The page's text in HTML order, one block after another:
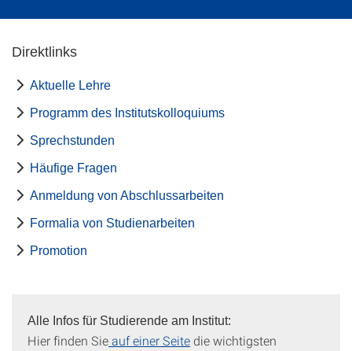
Direktlinks
Aktuelle Lehre
Programm des Institutskolloquiums
Sprechstunden
Häufige Fragen
Anmeldung von Abschlussarbeiten
Formalia von Studienarbeiten
Promotion
Alle Infos für Studierende am Institut:
Hier finden Sieauf einer Seite die wichtigsten